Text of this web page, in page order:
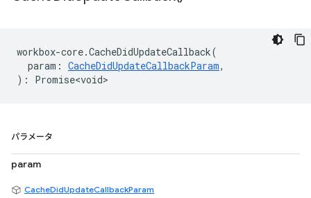
workbox-core.CacheDidUpdateCallback(
param : CacheDidUpdateCallbackParam,
) : Promise<void>
パラメータ
param
CacheDidUpdateCallbackParam